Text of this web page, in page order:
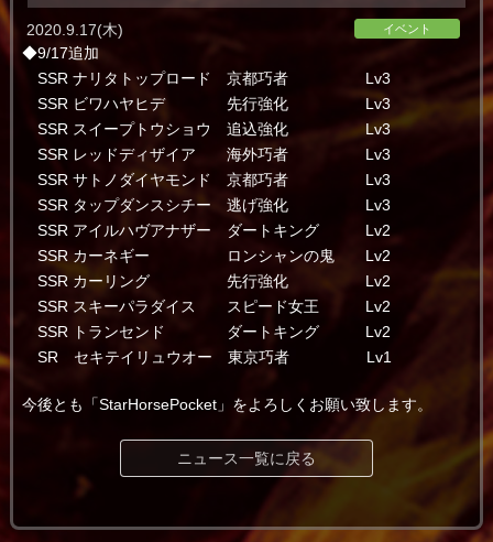
イベント
2020.9.17(木)
◆9/17追加
SSR ナリタトップロード 京都巧者 Lv3
SSR ビワハヤヒデ 先行強化 Lv3
SSR スイープトウショウ 追込強化 Lv3
SSR レッドディザイア 海外巧者 Lv3
SSR サトノダイヤモンド 京都巧者 Lv3
SSR タップダンスシチー 逃げ強化 Lv3
SSR アイルハヴアナザー ダートキング Lv2
SSR カーネギー ロンシャンの鬼 Lv2
SSR カーリング 先行強化 Lv2
SSR スキーパラダイス スピード女王 Lv2
SSR トランセンド ダートキング Lv2
SR セキテイリュウオー 東京巧者 Lv1
今後とも「StarHorsePocket」をよろしくお願い致します。
ニュース一覧に戻る